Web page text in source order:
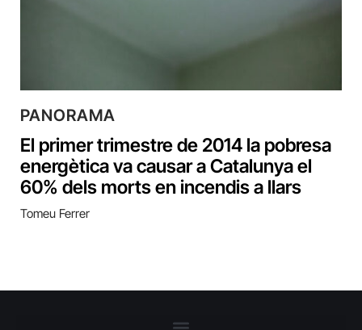
PANORAMA
El primer trimestre de 2014 la pobresa
energètica va causar a Catalunya el
60% dels morts en incendis a llars
Tomeu Ferrer